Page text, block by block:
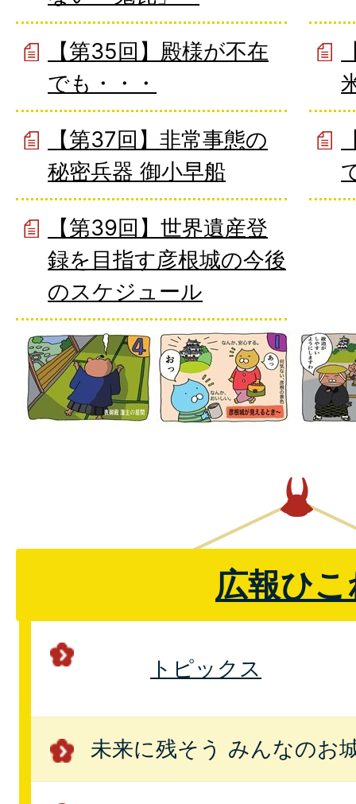
【第35回】殿様が不在
でも・・・
【第37回】非常事態の
秘密兵器 御小早船
【第39回】世界遺産登
録を目指す彦根城の今後
のスケジュール
広報ひ
トピックス
未来に残そう みんなのお